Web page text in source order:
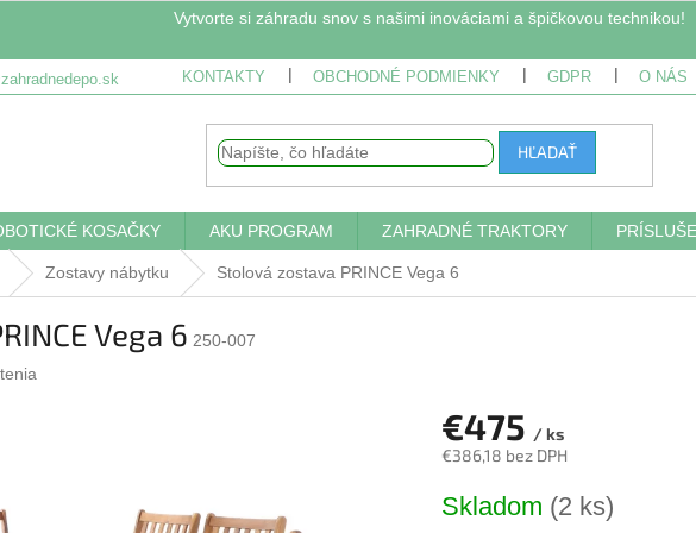
Vytvorte si záhradu snov s našimi inováciami a špičkovou technikou!
KONTAKTY OBCHODNÉ PODMIENKY GDPR O NÁS
HĽADAŤ
KOSAČKY AKU PROGRAM ZAHRADNÉ TRAKTORY
Zostavy nábytku Stolová zostava PRINCE Vega 6
Vega 6 250-007
€475 / ks
€386,18 bez DPH
cena:
Skladom (2 ks)